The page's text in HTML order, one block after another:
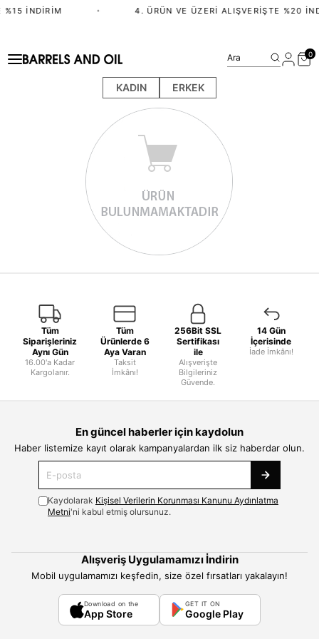
%15 İNDIRIM • 4. ÜRÜN VE ÜZERI ALIŞVERIŞTE %20
KADIN ERKEK
Ara 0
Tüm
Siparişleriniz
Aynı Gün
16.00'a Kadar
Kargolanır.
Tüm
Ürünlerde 6
Aya Varan
Taksit
İmkânı!
256Bit SSL
Sertifikası
ile
Alışverişte
Bilgileriniz
Güvende.
14 Gün
İçerisinde
İade İmkânı!
En güncel haberler için kaydolun
Haber listemize kayıt olarak kampanyalardan ilk siz haberdar olun.
Kaydolarak Kişisel Verilerin Korunması Kanunu Aydınlatma
Metni'ni kabul etmiş olursunuz.
Alışveriş Uygulamamızı İndirin
Mobil uygulamamızı keşfedin, size özel fırsatları yakalayın!
Download on the
App Store
GET IT ON
Google Play